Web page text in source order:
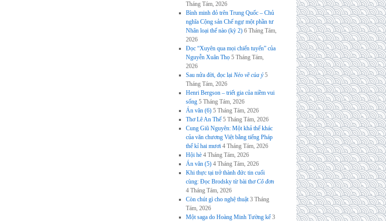
Tháng Tám, 2026
Bình minh đỏ trên Trung Quốc – Chủ
nghĩa Cộng sản Chế ngự một phần tư
Nhân loại thế nào (kỳ 2) 6 Tháng Tám,
2026
Đọc “Xuyên qua mọi chiến tuyến” của
Nguyễn Xuân Thọ 5 Tháng Tám,
2026
Sau nửa đời, đọc lại Nẻo về của ý 5
Tháng Tám, 2026
Henri Bergson – triết gia của niềm vui
sống 5 Tháng Tám, 2026
Án văn (6) 5 Tháng Tám, 2026
Thơ Lê An Thế 5 Tháng Tám, 2026
Cung Giũ Nguyên: Một khả thể khác
của văn chương Việt bằng tiếng Pháp
thế kỉ hai mươi 4 Tháng Tám, 2026
Hội hè 4 Tháng Tám, 2026
Án văn (5) 4 Tháng Tám, 2026
Khi thực tại trở thành đức tin cuối
cùng: Đọc Brodsky từ bài thơCô đơn
4 Tháng Tám, 2026
Còn chút gì cho nghệ thuật 3 Tháng
Tám, 2026
Một saga do Hoàng Minh Tường kể 3